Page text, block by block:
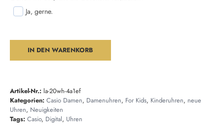
Ja, gerne.
IN DEN WARENKORB
Artikel-Nr.: la-20wh-4a1ef
Kategorien: Casio Damen, Damenuhren, For Kids, Kinderuhren, neue
Uhren, Neuigkeiten
Tags: Casio, Digital, Uhren